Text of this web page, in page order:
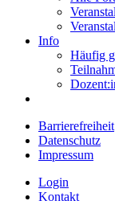
Info
Häufig
Barrierefreiheit
Datenschutz
Impressum
Login
Kontakt